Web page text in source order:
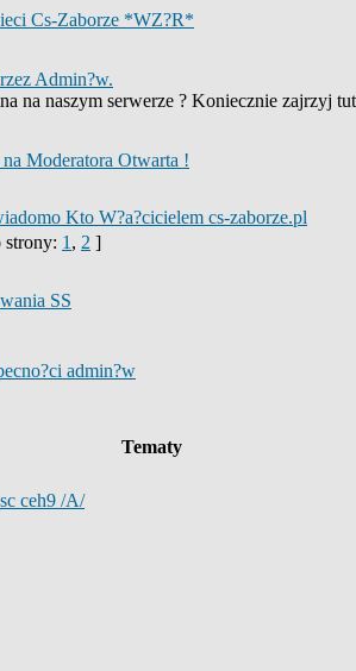
Cs-Zaborze *WZ?R*
Admin?w.
na naszym serwerze ? Koniecznie zajrzyj
Moderatora Otwarta !
Kto W?a?cicielem cs-zaborze.pl
1 , 2 ]
SS
admin?w
Tematy
ceh9 /A/